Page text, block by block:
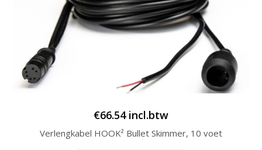
€66.54 incl.btw
Verlengkabel HOOK² Bullet Skimmer, 10 voet